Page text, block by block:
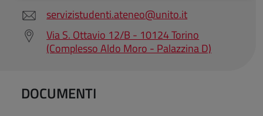
servizistudenti.ateneo@unito.it
Via S. Ottavio 12/B - 10124 Torino
(Complesso Aldo Moro - Palazzina D)
DOCUMENTI